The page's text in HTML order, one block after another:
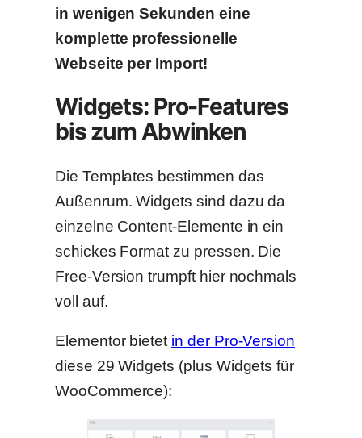
in wenigen Sekunden eine
komplette professionelle
Webseite per Import!
Widgets: Pro-Features
bis zum Abwinken
Die Templates bestimmen das
Außenrum. Widgets sind dazu da
einzelne Content-Elemente in ein
schickes Format zu pressen. Die
Free-Version trumpft hier nochmals
voll auf.
Elementor bietet in der Pro-Version
diese 29 Widgets (plus Widgets für
WooCommerce):